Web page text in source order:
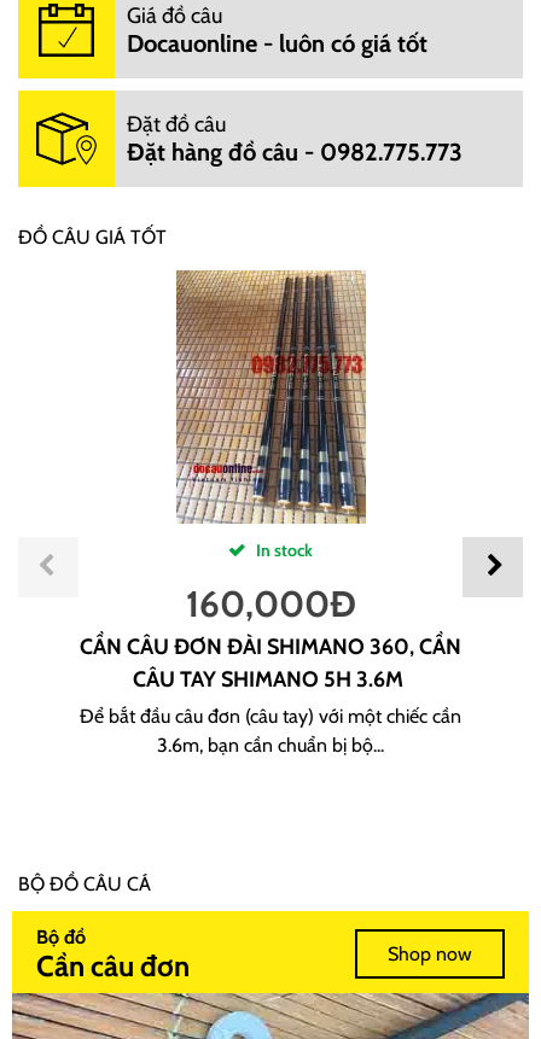
Giá đồ câu
Docauonline - luôn có giá tốt
Đặt đồ câu
Đặt hàng đồ câu - 0982.775.773
ĐỒ CÂU GIÁ TỐT
In stock
160,000Đ
CẦN CÂU ĐƠN ĐÀI SHIMANO 360, CẦN
CÂU TAY SHIMANO 5H 3.6M
Để bắt đầu câu đơn (câu tay) với một chiếc cần
3.6m, bạn cần chuẩn bị bộ...
BỘ ĐỒ CÂU CÁ
Bộ đồ
Cần câu đơn Shop now